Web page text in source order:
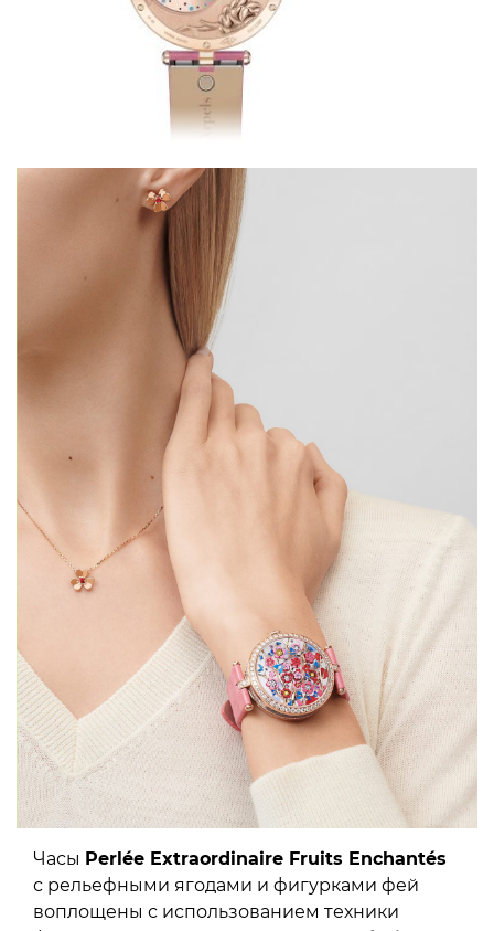
Часы Perlée Extraordinaire Fruits Enchantés
с рельефными ягодами и фигурками фей
воплощены с использованием техники